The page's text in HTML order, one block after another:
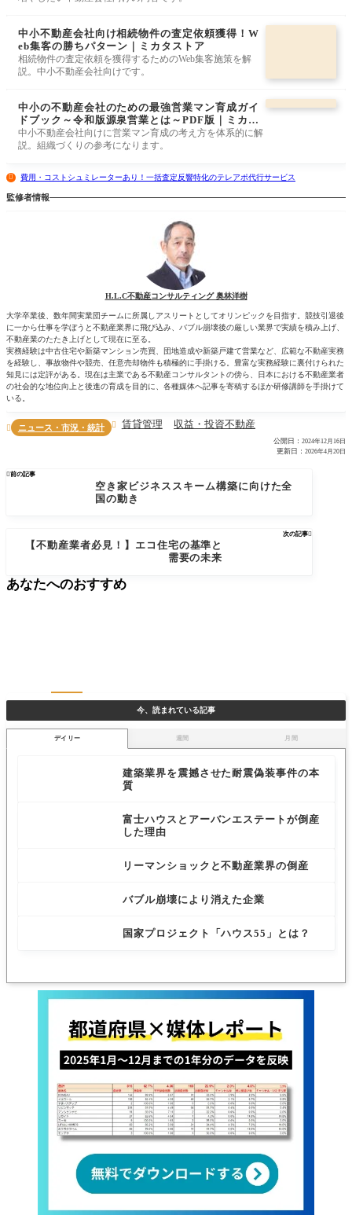
中小不動産会社向け相続物件の査定依頼獲得！W
eb集客の勝ちパターン｜ミカタストア
相続物件の査定依頼を獲得するためのWeb集客施策を解
説。中小不動産会社向けです。
中小の不動産会社のための最強営業マン育成ガイ
ドブック～令和版源泉営業とは～PDF版｜ミカタ
ストア
中小不動産会社向けに営業マン育成の考え方を体系的に解
説。組織づくりの参考になります。
費用・コストシュミレーターあり！一括査定反響特化のテレアポ代行サービス
監修者情報
H.L.C不動産コンサルティング 奥林洋樹
大学卒業後、数年間実業団チームに所属しアスリートとしてオリンピックを目指す。競技引退後
に一から仕事を学ぼうと不動産業界に飛び込み、バブル崩壊後の厳しい業界で実績を積み上げ、
不動産業のたたき上げとして現在に至る。
実務経験は中古住宅や新築マンション売買、団地造成や新築戸建て営業など、広範な不動産実務
を経験し、事故物件や競売、任意売却物件も積極的に手掛ける。豊富な実務経験に裏付けられた
知見には定評がある。現在は主業である不動産コンサルタントの傍ら、日本における不動産業者
の社会的な地位向上と後進の育成を目的に、各種媒体へ記事を寄稿するほか研修講師を手掛けて
いる。
 ニュース・市況・統計  賃貸管理 収益・投資不動産
公開日： 2024年12月16日
更新日： 2026年4月20日
前の記事
空き家ビジネススキーム構築に向けた全
国の動き
次の記事
【不動産業者必見！】エコ住宅の基準と
需要の未来
今、読まれている記事
デイリー 週間 月間
建築業界を震撼させた耐震偽装事件の本
質
富士ハウスとアーバンエステートが倒産
した理由
リーマンショックと不動産業界の倒産
バブル崩壊により消えた企業
国家プロジェクト「ハウス55」とは？
あなたへのおすすめ